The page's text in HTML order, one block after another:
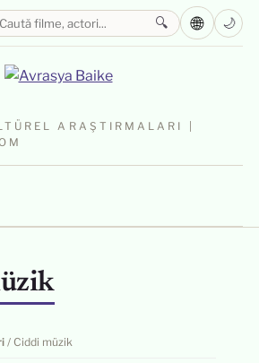
ARAŞTIRMALARI |
🔍 🌐 🌙
/ Ciddi müzik